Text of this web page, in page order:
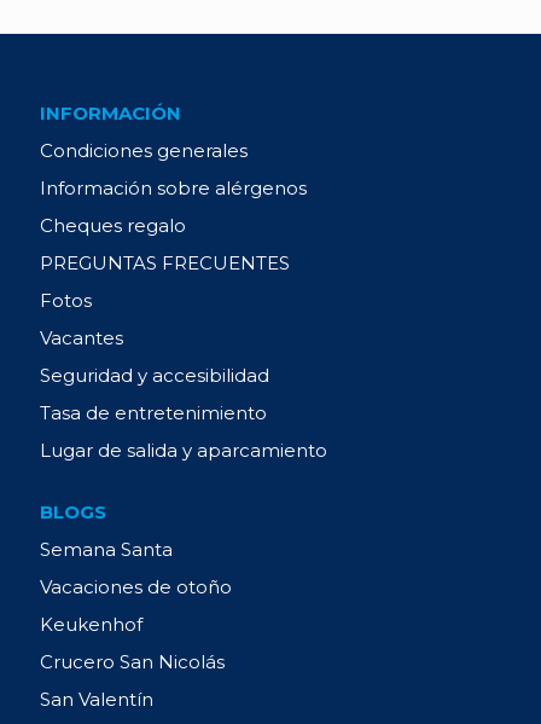
INFORMACIÓN
Condiciones generales
Información sobre alérgenos
Cheques regalo
PREGUNTAS FRECUENTES
Fotos
Vacantes
Seguridad y accesibilidad
Tasa de entretenimiento
Lugar de salida y aparcamiento
BLOGS
Semana Santa
Vacaciones de otoño
Keukenhof
Crucero San Nicolás
San Valentín